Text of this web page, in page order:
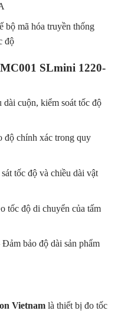
bộ mã hóa truyền thống
độ
SLmini 1220-
cuộn, kiểm soát tốc độ
chính xác trong quy
tốc độ và chiều dài vật
tốc độ di chuyển của tấm
bảo độ dài sản phẩm
Vietnam là thiết bị đo tốc